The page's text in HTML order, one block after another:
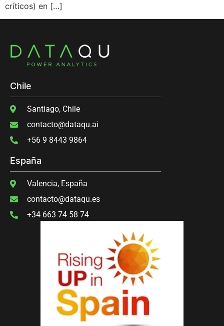
críticos) en […]
Chile
Santiago, Chile
contacto@dataqu.ai
‭+56 9 8443 9864‬
España
Valencia, España
contacto@dataqu.es
+34 663 74 58 74